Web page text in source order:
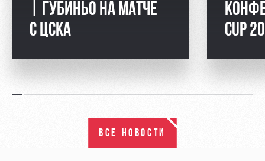
| ГУБИНЬО НА МАТЧЕ
С ЦСКА
CUP
ВСЕ НОВОСТИ